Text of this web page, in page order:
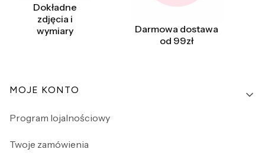
Dokładne
zdjęcia i
wymiary
Darmowa dostawa
od 99zł
Linki w stopce
MOJE KONTO
Program lojalnościowy
Twoje zamówienia